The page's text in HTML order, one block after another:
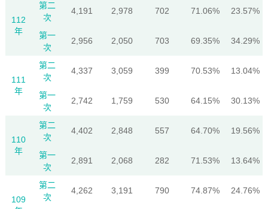
112
年
第二
次
4,191 2,978 702 71.06% 23.57%
第一
次
2,956 2,050 703 69.35% 34.29%
111
年
第二
次
4,337 3,059 399 70.53% 13.04%
第一
次
2,742 1,759 530 64.15% 30.13%
110
年
第二
次
4,402 2,848 557 64.70% 19.56%
第一
次
2,891 2,068 282 71.53% 13.64%
109
第二
次
4,262 3,191 790 74.87% 24.76%